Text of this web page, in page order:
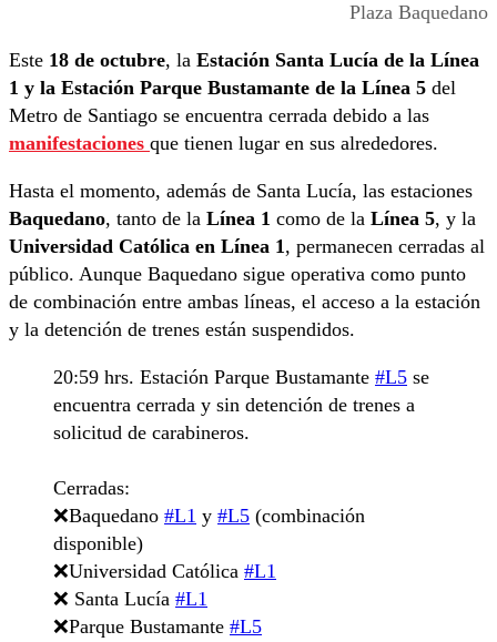
Plaza Baquedano
Este 18 de octubre, la Estación Santa Lucía de la Línea
1 y la Estación Parque Bustamante de la Línea 5 del
Metro de Santiago se encuentra cerrada debido a las
manifestaciones que tienen lugar en sus alrededores.
Hasta el momento, además de Santa Lucía, las estaciones
Baquedano, tanto de la Línea 1 como de la Línea 5, y la
Universidad Católica en Línea 1, permanecen cerradas al
público. Aunque Baquedano sigue operativa como punto
de combinación entre ambas líneas, el acceso a la estación
y la detención de trenes están suspendidos.
20:59 hrs. Estación Parque Bustamante #L5 se
encuentra cerrada y sin detención de trenes a
solicitud de carabineros.
Cerradas:
❌️Baquedano #L1 y #L5 (combinación
disponible)
❌️Universidad Católica #L1
❌️ Santa Lucía #L1
❌️Parque Bustamante #L5